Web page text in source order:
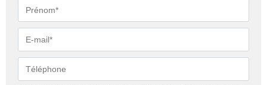
Prénom*
E-
mail*
Téléphone